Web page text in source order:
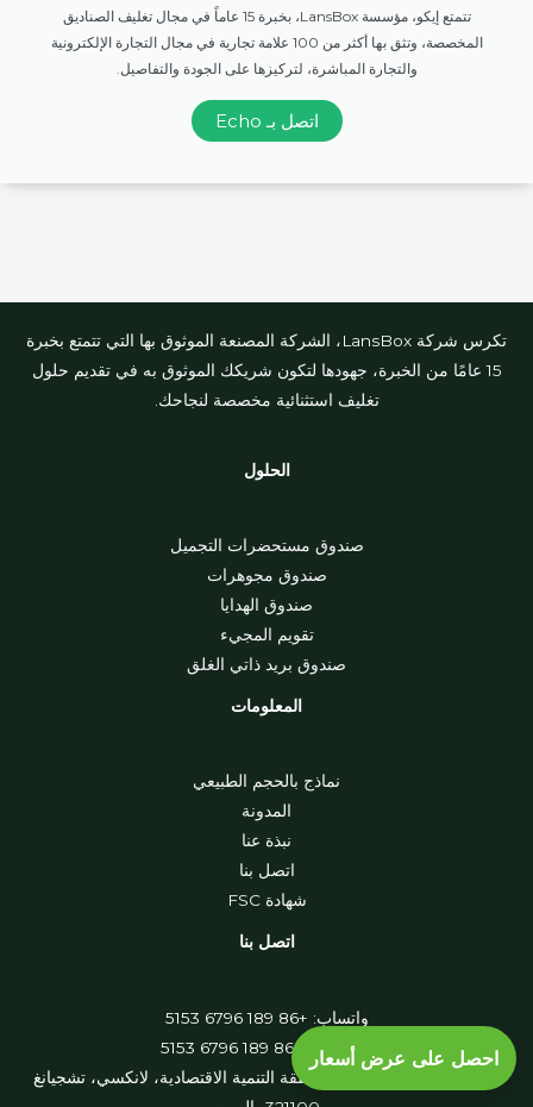
تتمتع إيكو، مؤسسة LansBox، بخبرة 15 عاماً في مجال تغليف الصناديق
المخصصة، وتثق بها أكثر من 100 علامة تجارية في مجال التجارة الإلكترونية
والتجارة المباشرة، لتركيزها على الجودة والتفاصيل.
اتصل بـ Echo
تكرس شركة LansBox، الشركة المصنعة الموثوق بها التي تتمتع بخبرة
15 عامًا من الخبرة، جهودها لتكون شريكك الموثوق به في تقديم حلول
تغليف استثنائية مخصصة لنجاحك.
الحلول
صندوق مستحضرات التجميل
صندوق مجوهرات
صندوق الهدايا
تقويم المجيء
صندوق بريد ذاتي الغلق
المعلومات
نماذج بالحجم الطبيعي
المدونة
نبذة عنا
اتصل بنا
شهادة FSC
اتصل بنا
واتساب: +86 189 6796 5153
وي تشات +86 189 6796 5153
العنوان: 8 طريق شينغي، منطقة التنمية الاقتصادية، لانكسي، تشجيانغ
احصل على عرض أسعار